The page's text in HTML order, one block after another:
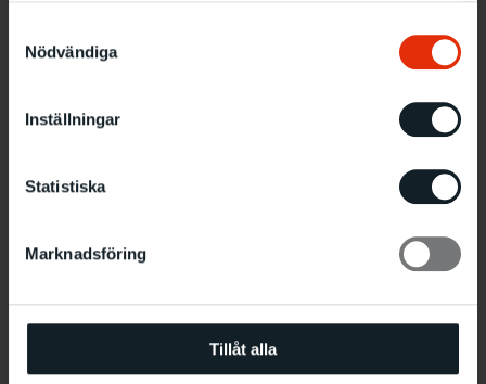
Nödvändiga
Inställningar
Statistiska
Marknadsföring
Tillåt alla
delar hon sin tid mellan Roslagen och Chicago. Charlottes
debutsamling ”C” gavs ut 2019, och hon har sedan dess
publicerat ett flertal sk chapbooks (skrifthäften), nu senast
”ABCDE” (Trombone, 2021) och ”Rape” (The Blasted Tree,